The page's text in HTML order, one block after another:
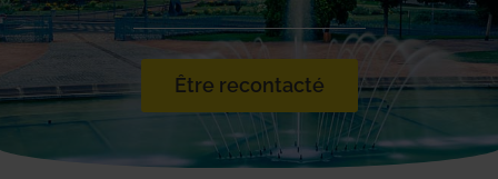
Être recontacté